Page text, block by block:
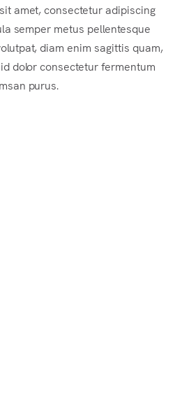
amet, consectetur adipiscing
semper metus pellentesque
diam enim sagittis quam,
dolor consectetur fermentum
purus.